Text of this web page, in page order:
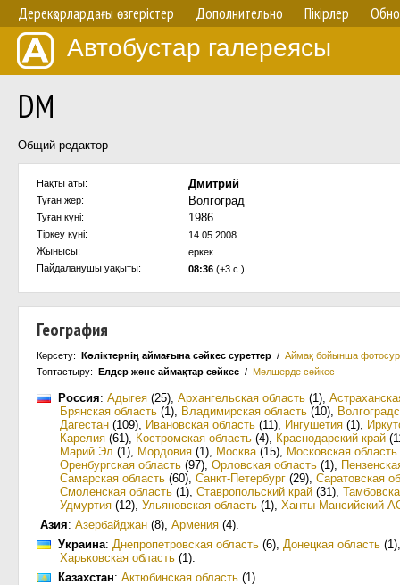
Дерекқорлардағы өзгерістер Дополнительно Пікірлер
Автобустар галереясы
DM
Общий редактор
Нақты аты: Дмитрий
Туған жер: Волгоград
Туған күні: 1986
Тіркеу күні:
14.05.2008
Жынысы:
еркек
Пайдаланушы уақыты:
08:36 (+3 с.)
География
Көрсету: Көліктернің аймағына сәйкес суреттер / Аймақ бойынша
Топтастыру: Елдер және аймақтар сәйкес / Мөлшерде сәйкес
Россия: Адыгея (25), Архангельская область (1),
Брянская область (1), Владимирская область (10),
Дагестан (109), Ивановская область (11), Ингушетия (1),
Карелия (61), Костромская область (4), Краснодарский край
Марий Эл (1), Мордовия (1), Москва(15), Московская область
Оренбургская область (97), Орловская область (1),
Самарская область (60), Санкт-Петербург (29), Саратовская
Смоленская область (1), Ставропольский край (31),
Удмуртия (12), Ульяновская область (1), Ханты-Мансийский
Азия: Азербайджан (8), Армения (4).
Украина: Днепропетровская область (6), Донецкая область (1)
Харьковская область (1).
Казахстан: Актюбинская область (1).